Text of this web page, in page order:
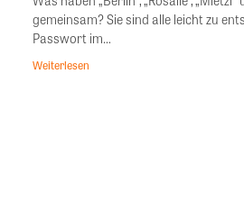
gemeinsam? Sie sind alle leicht zu
Passwort im...
Weiterlesen